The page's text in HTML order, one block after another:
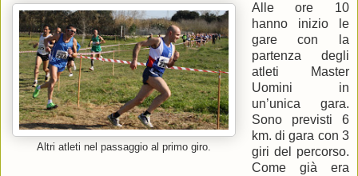
Altri atleti nel passaggio al primo giro.
Alle ore 10
hanno inizio le
gare con la
partenza degli
atleti Master
Uomini in
un’unica gara.
Sono previsti 6
km. di gara con 3
giri del percorso.
Come già era